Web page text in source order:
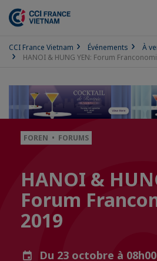
CCI France Vietnam Événements
À
HANOI & HUNG YEN: Forum
FOREN • FORUMS
HANOI &
Forum
2019
Du 23 octobre à